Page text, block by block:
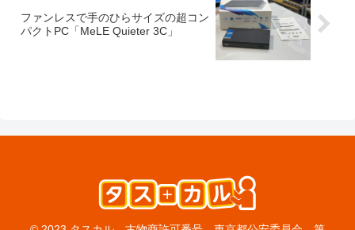
ファンレスで手のひらサイズの超コン
パクトPC「MeLE Quieter 3C」